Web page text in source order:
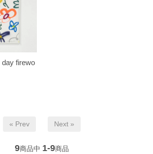
firewo
« Prev Next »
9商品中 1-9商品